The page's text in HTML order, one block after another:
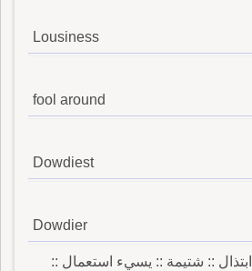
Lousiness
fool around
Dowdiest
Dowdier
:: شتيمة :: يسيء استعمال ::